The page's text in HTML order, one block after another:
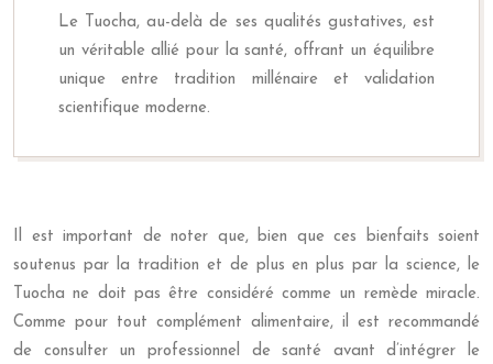
Le Tuocha, au-delà de ses qualités gustatives, est
un véritable allié pour la santé, offrant un équilibre
unique entre tradition millénaire et validation
scientifique moderne.
Il est important de noter que, bien que ces bienfaits soient
soutenus par la tradition et de plus en plus par la science, le
Tuocha ne doit pas être considéré comme un remède miracle.
Comme pour tout complément alimentaire, il est recommandé
de consulter un professionnel de santé avant d’intégrer le